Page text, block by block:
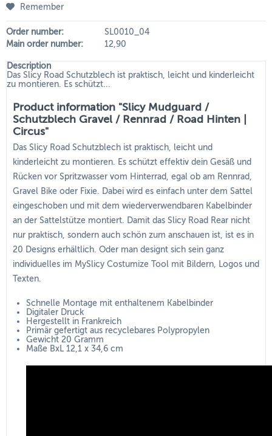
Remember
Order number:
SL0010_04
Main order number:
12,90
Description
Das Slicy Road Schutzblech ist praktisch, leicht und kinderleicht
zu montieren. Es schützt...
Product information "Slicy Mudguard /
Schutzblech Gravel / Rennrad / Road Hinten |
Circus"
Das Slicy Road Schutzblech ist praktisch, leicht und
kinderleicht zu montieren. Es schützt effektiv dein Gesäß und
Rücken vor Spritzwasser vom Hinterrad, egal ob am Rennrad,
Gravel Bike oder Fixie. Dabei wird es einfach unter dem Sattel
eingeschoben und mit dem wiederverwendbaren Kabelbinder
an der Sattelstütze montiert. Damit das Slicy Road Rear nicht
nur praktisch, sondern auch schön zum anschauen ist, ist es in
20 Designs erhältlich. Oder man designt sich sein ganz
individuelles im MySlicy Costumize Tool mit Bildern, Logos und
Texten.
Schnelle Montage mit enthaltenem Kabelbinder
Digitaler Druck
Hergestellt in Frankreich
Primär gefertigt aus recyclebares Polypropylen
Gewicht 20 Gramm
Maße BxL 12,1 x 34,6 cm